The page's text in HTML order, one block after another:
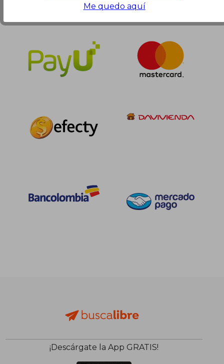
¡Descárgate la App GRATIS!
Me quedo aquí